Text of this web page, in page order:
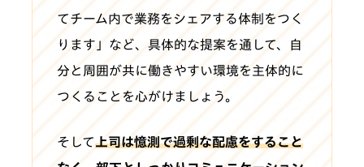
てチーム内で業務をシェアする体制をつく
ります」など、具体的な提案を通して、自
分と周囲が共に働きやすい環境を主体的に
つくることを心がけましょう。
そして上司は憶測で過剰な配慮をすること